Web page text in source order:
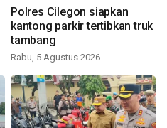
Polres Cilegon siapkan
kantong parkir tertibkan truk
tambang
Rabu, 5 Agustus 2026